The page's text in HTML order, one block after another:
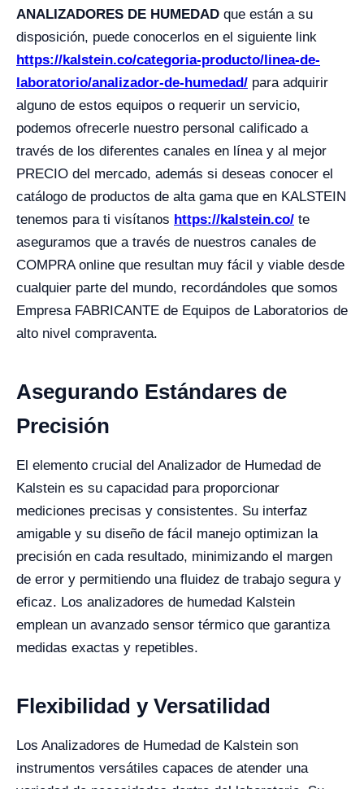
ANALIZADORES DE HUMEDAD que están a su
disposición, puede conocerlos en el siguiente link
https://kalstein.co/categoria-producto/linea-de-
laboratorio/analizador-de-humedad/ para adquirir
alguno de estos equipos o requerir un servicio,
podemos ofrecerle nuestro personal calificado a
través de los diferentes canales en línea y al mejor
PRECIO del mercado, además si deseas conocer el
catálogo de productos de alta gama que en KALSTEIN
tenemos para ti visítanos https://kalstein.co/ te
aseguramos que a través de nuestros canales de
COMPRA online que resultan muy fácil y viable desde
cualquier parte del mundo, recordándoles que somos
Empresa FABRICANTE de Equipos de Laboratorios de
alto nivel compraventa.
Asegurando Estándares de
Precisión
El elemento crucial del Analizador de Humedad de
Kalstein es su capacidad para proporcionar
mediciones precisas y consistentes. Su interfaz
amigable y su diseño de fácil manejo optimizan la
precisión en cada resultado, minimizando el margen
de error y permitiendo una fluidez de trabajo segura y
eficaz. Los analizadores de humedad Kalstein
emplean un avanzado sensor térmico que garantiza
medidas exactas y repetibles.
Flexibilidad y Versatilidad
Los Analizadores de Humedad de Kalstein son
instrumentos versátiles capaces de atender una